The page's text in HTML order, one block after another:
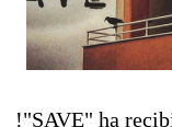
!"SAVE" ha